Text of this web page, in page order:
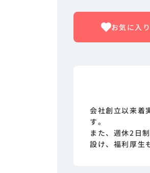
お気に入
会社創立以来着
す。
また、週休2日
設け、福利厚生